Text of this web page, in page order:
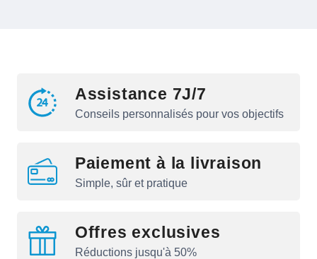
Assistance 7J/7
Conseils personnalisés pour vos objectifs
Paiement à la livraison
Simple, sûr et pratique
Offres exclusives
Réductions jusqu'à 50%